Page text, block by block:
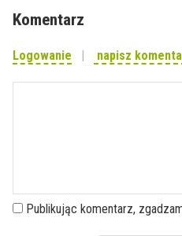
Komentarz
Logowanie napisz
Publikując komentarz,